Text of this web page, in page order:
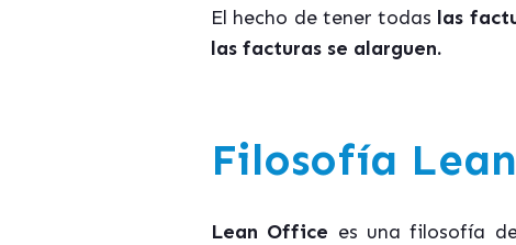
El hecho de tener todas las
las facturas se alarguen.
Filosofía Lean
Lean Office es una filosofía